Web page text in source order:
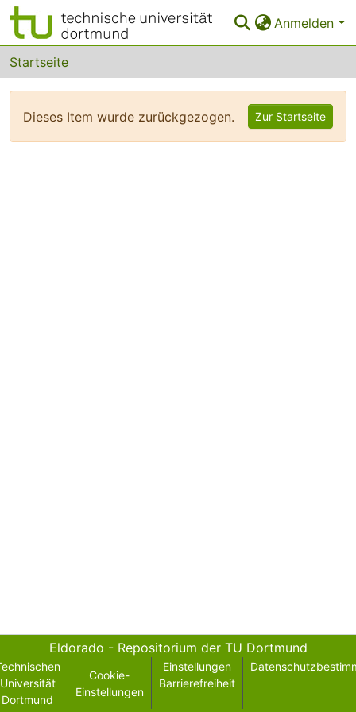
Anmelden
Bereiche & Sammlungen
Das gesamte Repositorium
FAQ
Startseite
Dieses Item wurde zurückgezogen. Zur Startseite
Eldorado - Repositorium der TU Dortmund
Universität
Dortmund
Cookie-
Einstellungen
Einstellungen
Barrierefreiheit